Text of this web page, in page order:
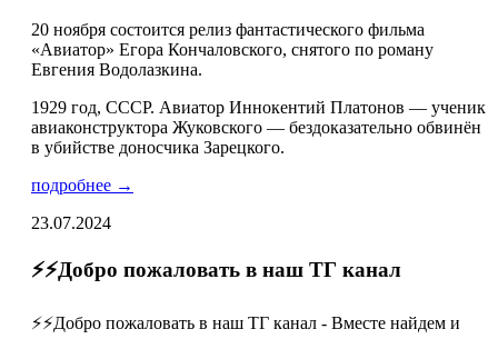
20 ноября состоится релиз фантастического фильма
«Авиатор» Егора Кончаловского, снятого по роману
Евгения Водолазкина.
1929 год, СССР. Авиатор Иннокентий Платонов — ученик
авиаконструктора Жуковского — бездоказательно обвинён
в убийстве доносчика Зарецкого.
подробнее →
23.07.2024
⚡️⚡️Добро пожаловать в наш ТГ канал
⚡️⚡️Добро пожаловать в наш ТГ канал - Вместе найдем и